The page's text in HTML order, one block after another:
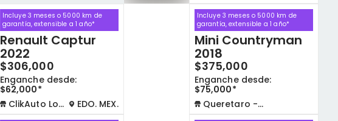
Incluye 3 meses o 5000 km de
garantía, extensible a 1 año*
Renault Captur
2022
$306,000
Enganche desde:
$62,000*
ClikAuto Lomas Verdes
EDO. MEX.
Incluye 3 meses o 5000 km de
garantía, extensible a 1 año*
Mini Countryman
2018
$375,000
Enganche desde:
$75,000*
Queretaro - La Capilla